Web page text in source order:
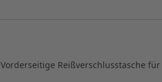
Reißverschlusstasche